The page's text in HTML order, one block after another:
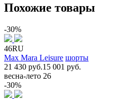
Похожие товары
-30%
46RU
Max Mara Leisure шорты
21 430 руб.15 001 руб.
весна-лето 26
-30%